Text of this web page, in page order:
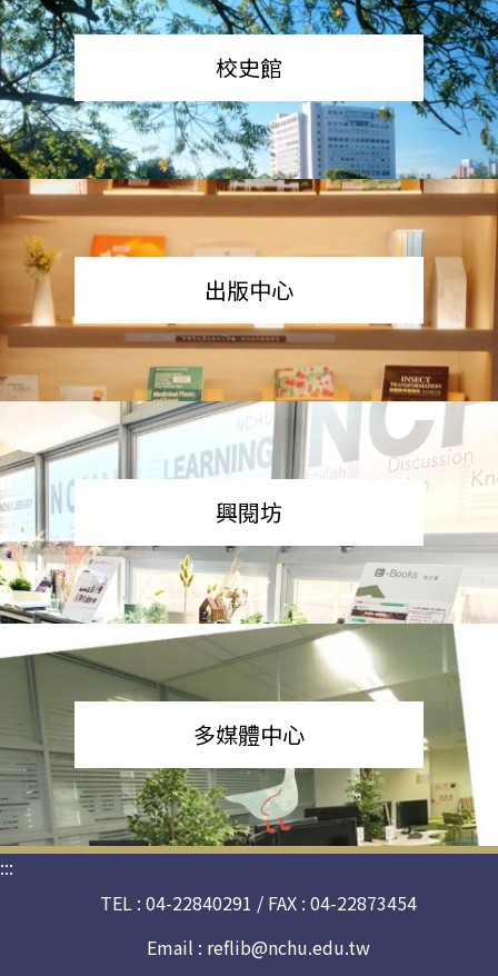
校史館
出版中心
興閱坊
多媒體中心
:::
TEL : 04-22840291 / FAX : 04-22873454
Email : reflib@nchu.edu.tw